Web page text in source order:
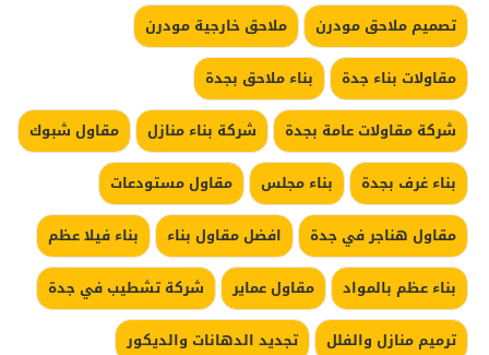
تصميم ملاحق مودرن
ملاحق خارجية مودرن
مقاولات بناء جدة
بناء ملاحق بجدة
شركة مقاولات عامة بجدة
شركة بناء منازل
مقاول شبوك
بناء غرف بجدة
بناء مجلس
مقاول مستودعات
مقاول هناجر في جدة
افضل مقاول بناء
بناء فيلا عظم
بناء عظم بالمواد
مقاول عماير
شركة تشطيب في جدة
ترميم منازل والفلل
تجديد الدهانات والديكور